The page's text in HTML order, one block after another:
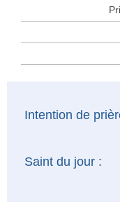
Intention de
Saint du jour :